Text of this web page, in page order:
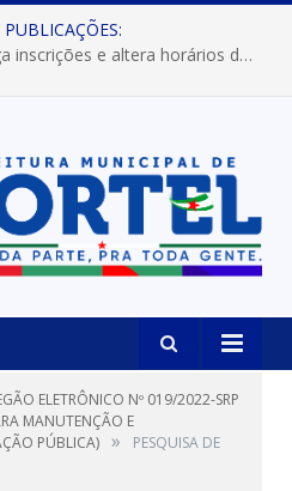
Prefeitura de Portel prorroga inscrições e altera horários dos concursos “Musa” e “Miss Mix Verão 2026”
ELETRÔNICO Nº 019/2022-SRP
MANUTENÇÃO E
PÚBLICA) »
PESQUISA DE